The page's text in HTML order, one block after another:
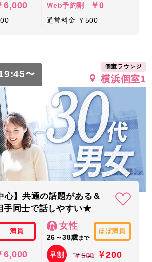
6,000 Web予約割 ￥0
通常料金 ￥500
〜
個室ラウンジ
横浜個室1
心】共通の話題がある＆
手同士で話しやすい★
満員
6,000
女性
26～38歳 まで
ほぼ満員
早割 ￥500 ￥200